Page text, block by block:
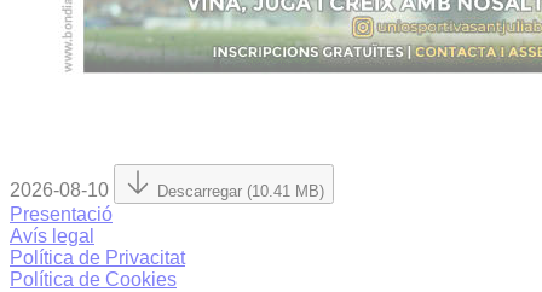
2026-08-10 Descarregar (10.41 MB)
Presentació
Avís legal
Política de Privacitat
Política de Cookies